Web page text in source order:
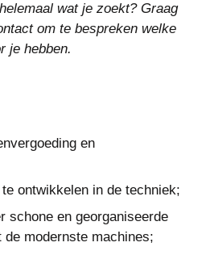
wat je zoekt? Graag
om te bespreken welke
je hebben.
en
ontwikkelen in de techniek;
schone en georganiseerde
modernste machines;